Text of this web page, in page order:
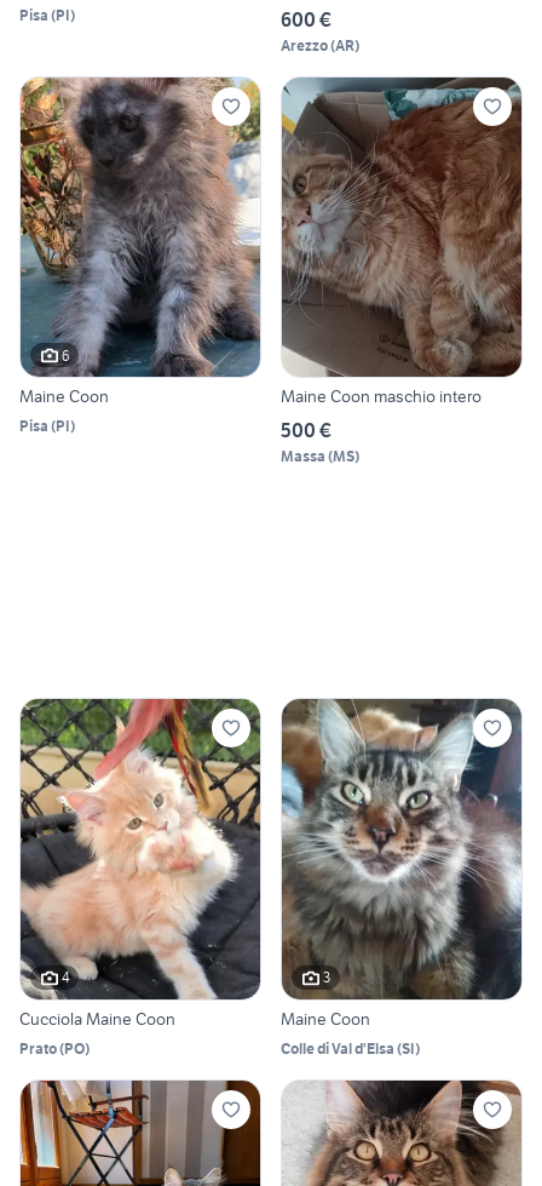
Pisa (PI) 600 €
Arezzo(AR)
6
Maine Coon
Pisa (PI)
Maine Coon maschio intero
500 €
Massa (MS)
4
Cucciola Maine Coon
Prato(PO)
3
Maine Coon
Colle di Val d'Elsa (SI)